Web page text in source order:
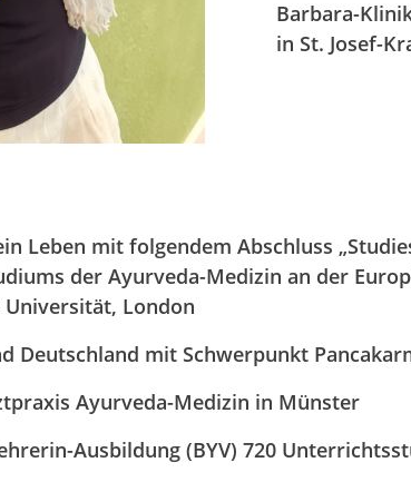
Barbara-
in St. Josef-
Leben mit folgendem Abschluss
der Ayurveda-Medizin an der
London
Deutschland mit Schwerpunkt
Ayurveda-Medizin in Münster
Ausbildung (BYV) 720